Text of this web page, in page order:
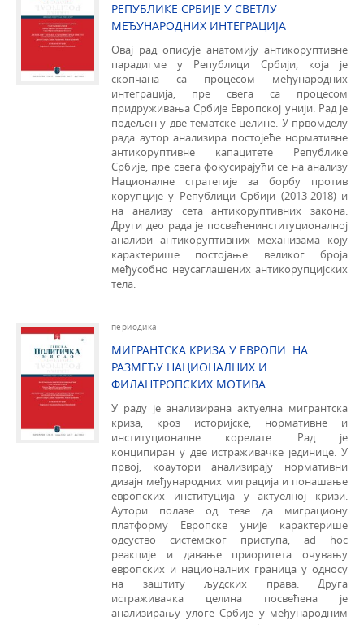
РЕПУБЛИКЕ СРБИЈЕ У СВЕТЛУ
МЕЂУНАРОДНИХ ИНТЕГРАЦИЈА
Овај рад описује анатомију антикоруптивне
парадигме у Републици Србији, која је
скопчана са процесом међународних
интеграција, пре свега са процесом
придруживања Србије Европској унији. Рад је
подељен у две тематске целине. У првомделу
рада аутор анализира постојеће нормативне
антикоруптивне капацитете Републике
Србије, пре свега фокусирајући се на анализу
Националне стратегије за борбу против
корупције у Републици Србији (2013-2018) и
на анализу сета антикоруптивних закона.
Други део рада је посвећенинституционалној
анализи антикоруптивних механизама коју
карактерише постојање великог броја
међусобно неусаглашених антикорупцијских
тела.
периодика
МИГРАНТСКА КРИЗА У ЕВРОПИ: НА
РАЗМЕЂУ НАЦИОНАЛНИХ И
ФИЛАНТРОПСКИХ МОТИВА
У раду је анализирана актуелна мигрантска
криза, кроз историјске, нормативне и
институционалне корелате. Рад је
конципиран у две истраживачке јединице. У
првој, коаутори анализирају нормативни
дизајн међународних миграција и понашање
европских институција у актуелној кризи.
Аутори полазе од тезе да миграциону
платформу Европске уније карактерише
одсуство системског приступа, ad hoc
реакције и давање приоритета очувању
европских и националних граница у односу
на заштиту људских права. Друга
истраживачка целина посвећена је
анализирању улоге Србије у међународним